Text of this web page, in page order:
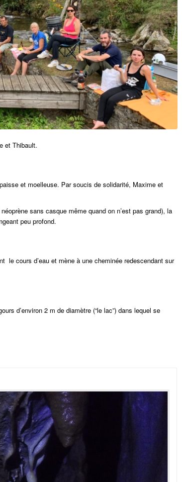
et Thibault.
et moelleuse. Par soucis de solidarité, Maxime et
sans casque même quand on n’est pas grand), la
peu profond.
le cours d’eau et mène à une cheminée redescendant sur
d’environ 2 m de diamètre (“le lac”) dans lequel se